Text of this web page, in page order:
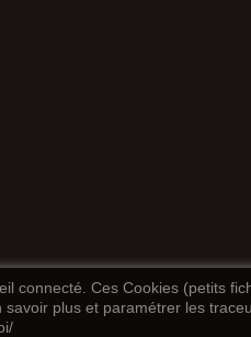
connecté. Ces Cookies (petits
plus et paramétrer les